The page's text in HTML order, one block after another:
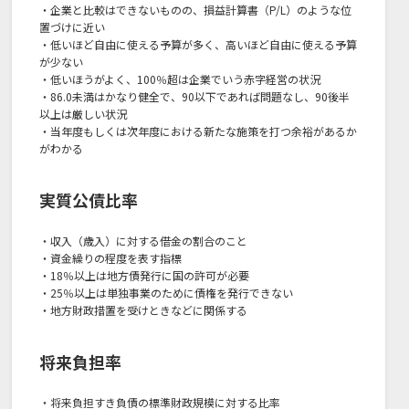
・企業と比較はできないものの、損益計算書（P/L）のような位
置づけに近い
・低いほど自由に使える予算が多く、高いほど自由に使える予算
が少ない
・低いほうがよく、100％超は企業でいう赤字経営の状況
・86.0未満はかなり健全で、90以下であれば問題なし、90後半
以上は厳しい状況
・当年度もしくは次年度における新たな施策を打つ余裕があるか
がわかる
実質公債比率
・収入（歳入）に対する借金の割合のこと
・資金繰りの程度を表す指標
・18％以上は地方債発行に国の許可が必要
・25％以上は単独事業のために債権を発行できない
・地方財政措置を受けときなどに関係する
将来負担率
・将来負担すき負債の標準財政規模に対する比率